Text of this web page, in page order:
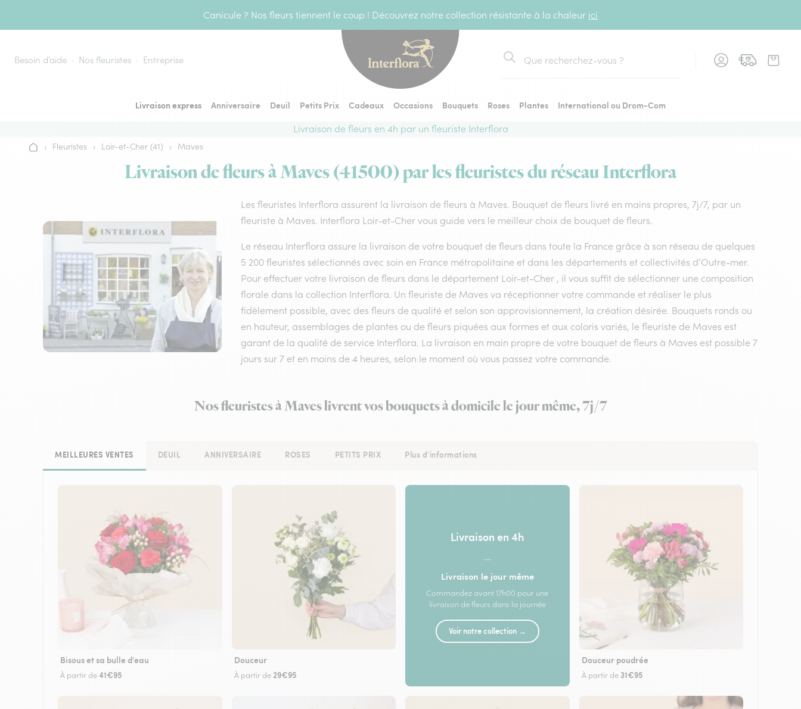
Canicule ? Nos fleurs tiennent le coup ! Découvrez notre collection résistante à la chaleur ici
Besoin d’aide Nos fleuristes Entreprise
Rechercher
Livraison express Anniversaire Deuil Petits Prix Cadeaux Occasions Bouquets Roses Plantes
International ou Drom-Com
Livraison de fleurs en 4h par un fleuriste Interflora
Accueil
› Fleuristes › Loir-et-Cher (41) › Maves
Livraison de fleurs à Maves (41500) par les fleuristes du réseau Interflora
Les fleuristes Interflora assurent la livraison de fleurs à Maves. Bouquet de fleurs livré en mains propres, 7j/7, par un
fleuriste à Maves. Interflora Loir-et-Cher vous guide vers le meilleur choix de bouquet de fleurs.
Le réseau Interflora assure la livraison de votre bouquet de fleurs dans toute la France grâce à son réseau de quelques
5 200 fleuristes sélectionnés avec soin en France métropolitaine et dans les départements et collectivités d’Outre-mer.
Pour effectuer votre livraison de fleurs dans le département Loir-et-Cher , il vous suffit de sélectionner une composition
florale dans la collection Interflora. Un fleuriste de Maves va réceptionner votre commande et réaliser le plus
fidèlement possible, avec des fleurs de qualité et selon son approvisionnement, la création désirée. Bouquets ronds ou
en hauteur, assemblages de plantes ou de fleurs piquées aux formes et aux coloris variés, le fleuriste de Maves est
garant de la qualité de service Interflora. La livraison en main propre de votre bouquet de fleurs à Maves est possible 7
jours sur 7 et en moins de 4 heures, selon le moment où vous passez votre commande.
Nos fleuristes à Maves livrent vos bouquets à domicile le jour même, 7j/7
MEILLEURES VENTES DEUIL ANNIVERSAIRE ROSES PETITS PRIX Plus d'informations
Bisous et sa bulle d'eau
À partir de41€95
Douceur
À partir de 29€95
Livraison en 4h
—
Livraison le jour même
Commandez avant 17h00 pour une
livraison de fleurs dans la journée
Voir notre collection →
Douceur poudrée
À partir de 31€95